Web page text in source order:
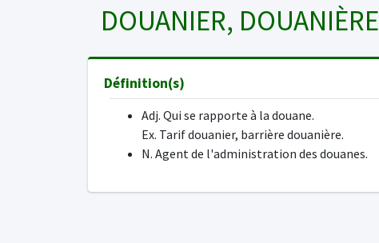
DOUANIER, DOUANIÈRE
Définition(s)
Adj. Qui se rapporte à la douane.
Ex. Tarif douanier, barrière douanière.
N. Agent de l'administration des douanes.